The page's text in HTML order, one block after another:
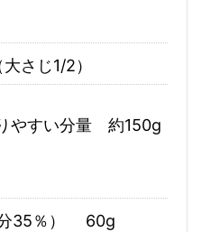
さじ1/2）
やすい分量 約150g
分35％） 60g